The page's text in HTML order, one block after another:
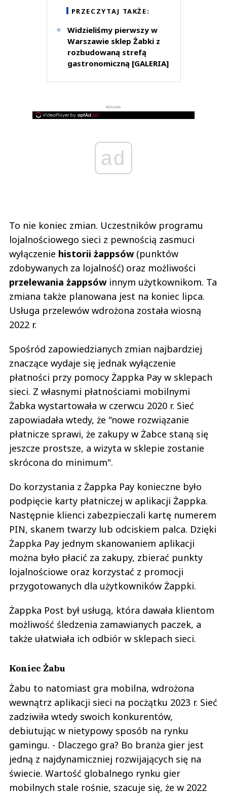
PRZECZYTAJ TAKŻE:
Widzieliśmy pierwszy w
Warszawie sklep Żabki z
rozbudowaną strefą
gastronomiczną [GALERIA]
REKLAMA
ad
To nie koniec zmian. Uczestników programu
lojalnościowego sieci z pewnością zasmuci
wyłączenie historii żappsów(punktów
zdobywanych za lojalność) oraz możliwości
przelewania żappsówinnym użytkownikom. Ta
zmiana także planowana jest na koniec lipca.
Usługa przelewów wdrożona została wiosną
2022 r.
Spośród zapowiedzianych zmian najbardziej
znaczące wydaje się jednak wyłączenie
płatności przy pomocy Żappka Pay w sklepach
sieci. Z własnymi płatnościami mobilnymi
Żabka wystartowała w czerwcu 2020 r. Sieć
zapowiadała wtedy, że "nowe rozwiązanie
płatnicze sprawi, że zakupy w Żabce staną się
jeszcze prostsze, a wizyta w sklepie zostanie
skrócona do minimum".
Do korzystania z Żappka Pay konieczne było
podpięcie karty płatniczej w aplikacji Żappka.
Następnie klienci zabezpieczali kartę numerem
PIN, skanem twarzy lub odciskiem palca. Dzięki
Żappka Pay jednym skanowaniem aplikacji
można było płacić za zakupy, zbierać punkty
lojalnościowe oraz korzystać z promocji
przygotowanych dla użytkowników Żappki.
Żappka Post był usługą, która dawała klientom
możliwość śledzenia zamawianych paczek, a
także ułatwiała ich odbiór w sklepach sieci.
Koniec Żabu
Żabu to natomiast gra mobilna, wdrożona
wewnątrz aplikacji sieci na pocżątku 2023 r. Sieć
zadziwiła wtedy swoich konkurentów,
debiutując w nietypowy sposób na rynku
gamingu. - Dlaczego gra? Bo branża gier jest
jedną z najdynamiczniej rozwijających się na
świecie. Wartość globalnego rynku gier
mobilnych stale rośnie, szacuje się, że w 2022